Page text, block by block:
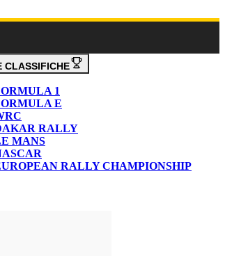
CLASSIFICHE
1
E
RALLY
MANS
RALLY CHAMPIONSHIP